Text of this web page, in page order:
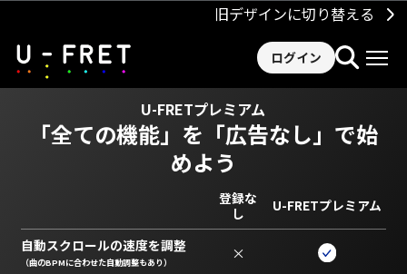
旧デザインに切り替える
ログイン
U-FRETプレミアム
「全ての機能」を 「広告なし」で始
めよう
登録な
し
U-FRETプレミアム
自動スクロールの速度を調整
（曲のBPMに合わせた自動調整もあり） ×